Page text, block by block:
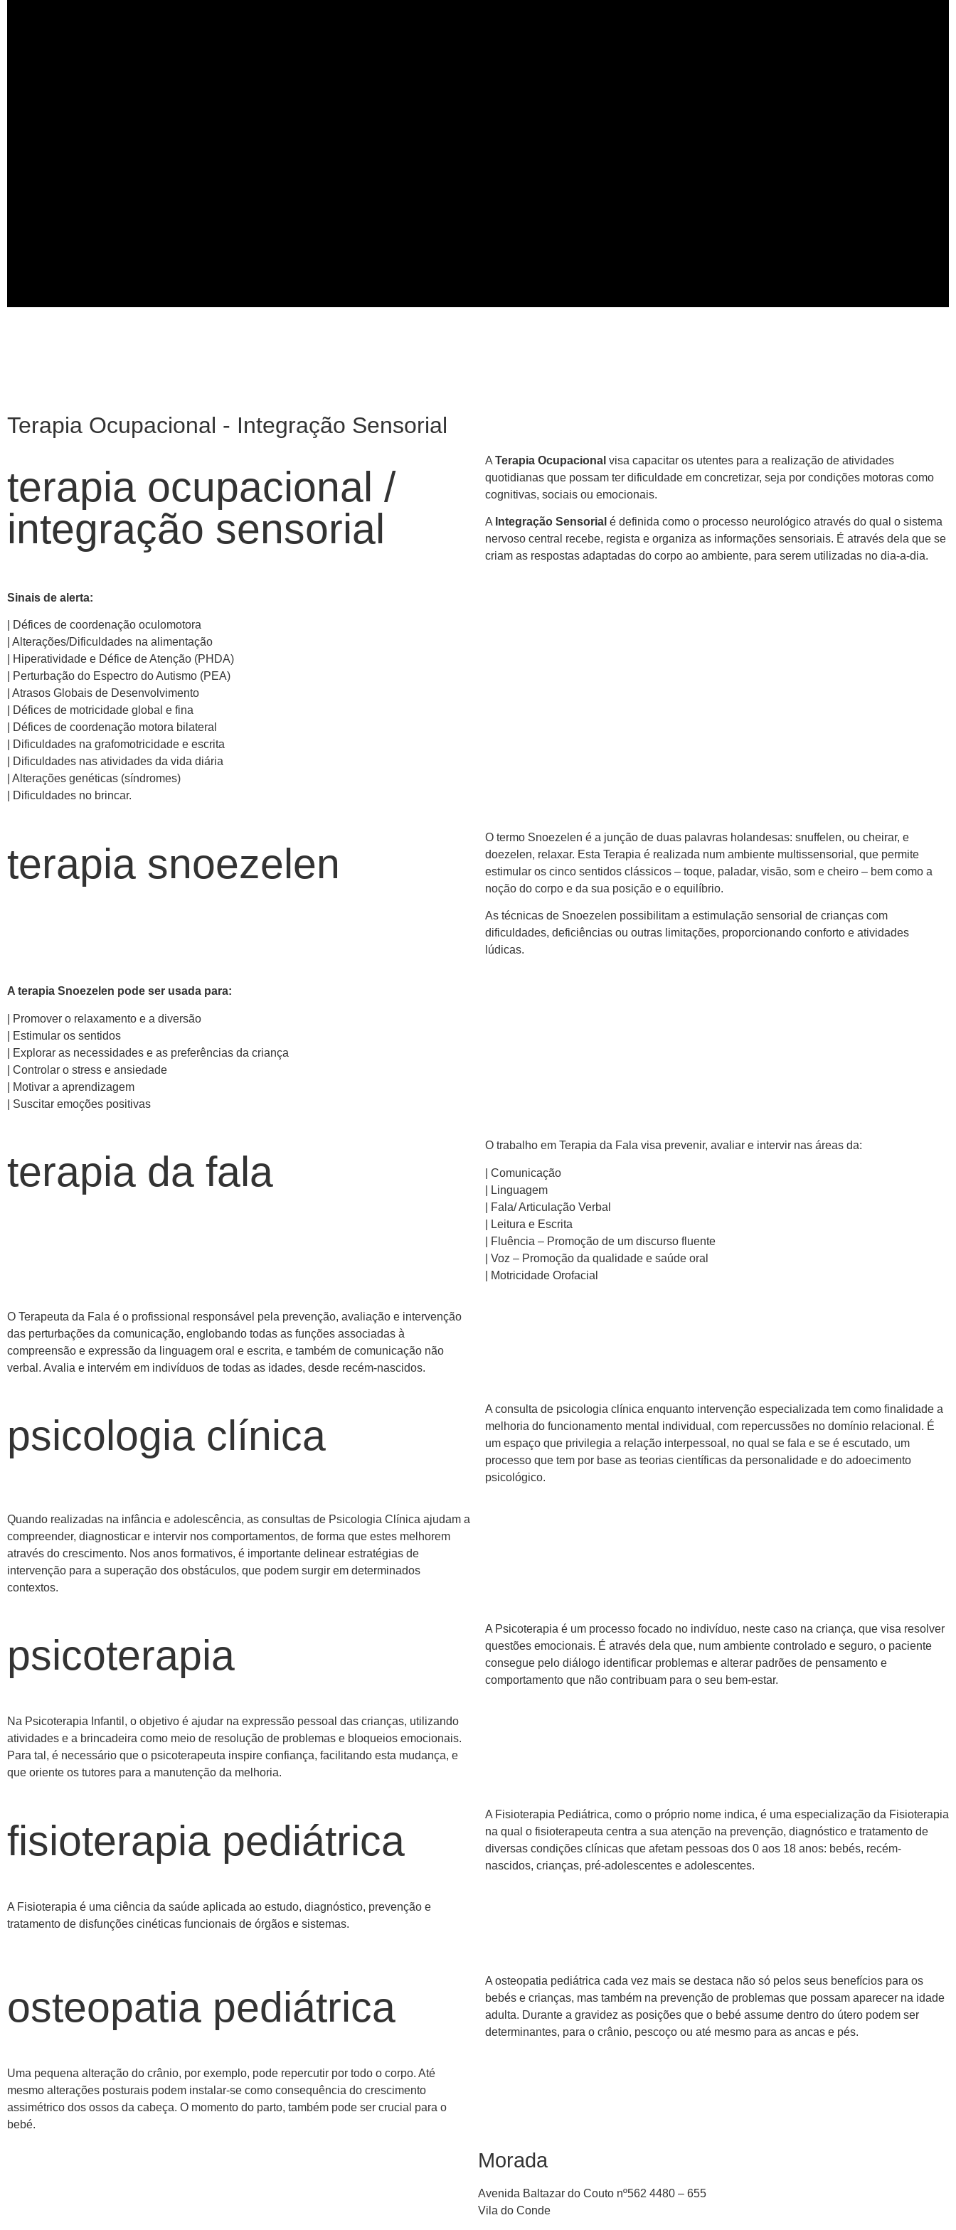
Terapia Ocupacional - Integração Sensorial
terapia ocupacional /
integração sensorial
A Terapia Ocupacional visa capacitar os utentes para a realização de atividades
quotidianas que possam ter dificuldade em concretizar, seja por condições motoras como
cognitivas, sociais ou emocionais.
A Integração Sensorial é definida como o processo neurológico através do qual o sistema
nervoso central recebe, regista e organiza as informações sensoriais. É através dela que se
criam as respostas adaptadas do corpo ao ambiente, para serem utilizadas no dia-a-dia.
Sinais de alerta:
| Défices de coordenação oculomotora
| Alterações/Dificuldades na alimentação
| Hiperatividade e Défice de Atenção (PHDA)
| Perturbação do Espectro do Autismo (PEA)
| Atrasos Globais de Desenvolvimento
| Défices de motricidade global e fina
| Défices de coordenação motora bilateral
| Dificuldades na grafomotricidade e escrita
| Dificuldades nas atividades da vida diária
| Alterações genéticas (síndromes)
| Dificuldades no brincar.
terapia snoezelen
O termo Snoezelen é a junção de duas palavras holandesas: snuffelen, ou cheirar, e
doezelen, relaxar. Esta Terapia é realizada num ambiente multissensorial, que permite
estimular os cinco sentidos clássicos – toque, paladar, visão, som e cheiro – bem como a
noção do corpo e da sua posição e o equilíbrio.
As técnicas de Snoezelen possibilitam a estimulação sensorial de crianças com
dificuldades, deficiências ou outras limitações, proporcionando conforto e atividades
lúdicas.
A terapia Snoezelen pode ser usada para:
| Promover o relaxamento e a diversão
| Estimular os sentidos
| Explorar as necessidades e as preferências da criança
| Controlar o stress e ansiedade
| Motivar a aprendizagem
| Suscitar emoções positivas
terapia da fala
O trabalho em Terapia da Fala visa prevenir, avaliar e intervir nas áreas da:
| Comunicação
| Linguagem
| Fala/ Articulação Verbal
| Leitura e Escrita
| Fluência – Promoção de um discurso fluente
| Voz – Promoção da qualidade e saúde oral
| Motricidade Orofacial
O Terapeuta da Fala é o profissional responsável pela prevenção, avaliação e intervenção
das perturbações da comunicação, englobando todas as funções associadas à
compreensão e expressão da linguagem oral e escrita, e também de comunicação não
verbal. Avalia e intervém em indivíduos de todas as idades, desde recém-nascidos.
psicologia clínica
A consulta de psicologia clínica enquanto intervenção especializada tem como finalidade a
melhoria do funcionamento mental individual, com repercussões no domínio relacional. É
um espaço que privilegia a relação interpessoal, no qual se fala e se é escutado, um
processo que tem por base as teorias científicas da personalidade e do adoecimento
psicológico.
Quando realizadas na infância e adolescência, as consultas de Psicologia Clínica ajudam a
compreender, diagnosticar e intervir nos comportamentos, de forma que estes melhorem
através do crescimento. Nos anos formativos, é importante delinear estratégias de
intervenção para a superação dos obstáculos, que podem surgir em determinados
contextos.
psicoterapia
A Psicoterapia é um processo focado no indivíduo, neste caso na criança, que visa resolver
questões emocionais. É através dela que, num ambiente controlado e seguro, o paciente
consegue pelo diálogo identificar problemas e alterar padrões de pensamento e
comportamento que não contribuam para o seu bem-estar.
Na Psicoterapia Infantil, o objetivo é ajudar na expressão pessoal das crianças, utilizando
atividades e a brincadeira como meio de resolução de problemas e bloqueios emocionais.
Para tal, é necessário que o psicoterapeuta inspire confiança, facilitando esta mudança, e
que oriente os tutores para a manutenção da melhoria.
fisioterapia pediátrica
A Fisioterapia Pediátrica, como o próprio nome indica, é uma especialização da Fisioterapia
na qual o fisioterapeuta centra a sua atenção na prevenção, diagnóstico e tratamento de
diversas condições clínicas que afetam pessoas dos 0 aos 18 anos: bebés, recém-
nascidos, crianças, pré-adolescentes e adolescentes.
A Fisioterapia é uma ciência da saúde aplicada ao estudo, diagnóstico, prevenção e
tratamento de disfunções cinéticas funcionais de órgãos e sistemas.
osteopatia pediátrica
A osteopatia pediátrica cada vez mais se destaca não só pelos seus benefícios para os
bebés e crianças, mas também na prevenção de problemas que possam aparecer na idade
adulta. Durante a gravidez as posições que o bebé assume dentro do útero podem ser
determinantes, para o crânio, pescoço ou até mesmo para as ancas e pés.
Uma pequena alteração do crânio, por exemplo, pode repercutir por todo o corpo. Até
mesmo alterações posturais podem instalar-se como consequência do crescimento
assimétrico dos ossos da cabeça. O momento do parto, também pode ser crucial para o
bebé.
Morada
Avenida Baltazar do Couto nº562 4480 – 655
Vila do Conde